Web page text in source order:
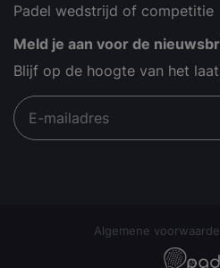
Padel wedstrijd of competitie
Meld je aan voor de
Blijf op de hoogte van het
Algemene